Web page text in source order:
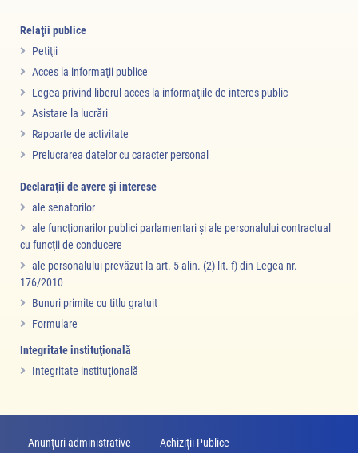
Relaţii publice
Petiţii
Acces la informaţii publice
Legea privind liberul acces la informaţiile de interes public
Asistare la lucrări
Rapoarte de activitate
Prelucrarea datelor cu caracter personal
Declaraţii de avere şi interese
ale senatorilor
ale funcţionarilor publici parlamentari şi ale personalului contractual
cu funcţii de conducere
ale personalului prevăzut la art. 5 alin. (2) lit. f) din Legea nr.
176/2010
Bunuri primite cu titlu gratuit
Formulare
Integritate instituţională
Integritate instituţională
Anunțuri administrative Achiziții Publice